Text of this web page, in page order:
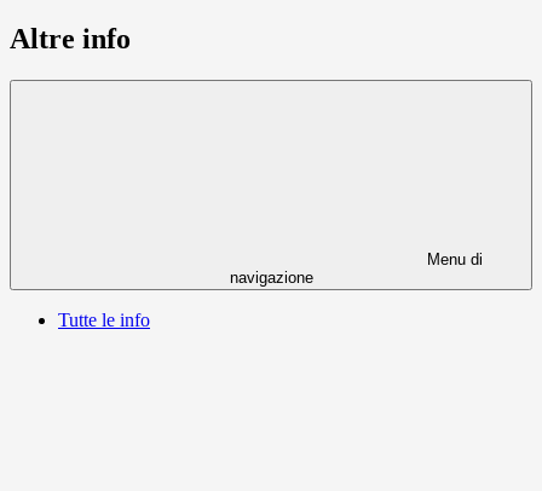
Altre info
Menu di
navigazione
Tutte le info